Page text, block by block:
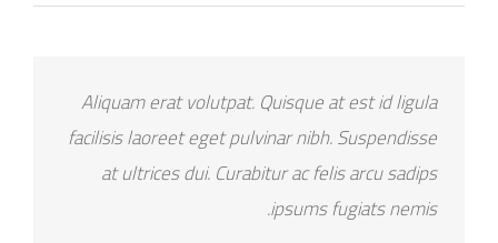
Aliquam erat volutpat. Quisque at est id ligula
facilisis laoreet eget pulvinar nibh. Suspendisse
at ultrices dui. Curabitur ac felis arcu sadips
ipsums fugiats nemis.